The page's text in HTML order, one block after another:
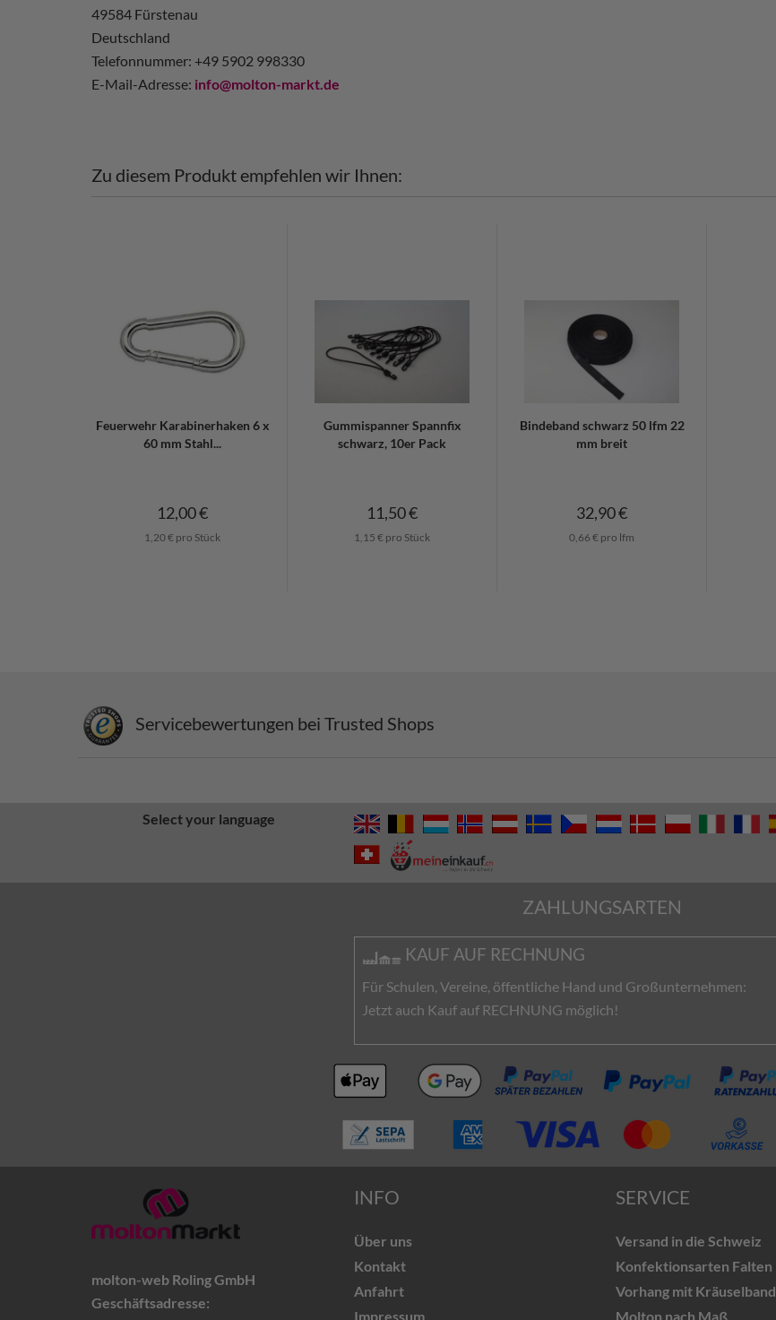
49584 Fürstenau
Deutschland
Telefonnummer: +49 5902 998330
E-Mail-Adresse: info@molton-markt.de
Zu diesem Produkt empfehlen wir Ihnen:
Feuerwehr Karabinerhaken 6 x
60 mm Stahl...
12,00 €
1,20 € pro Stück
Gummispanner Spannfix
schwarz, 10er Pack
11,50 €
1,15 € pro Stück
Bindeband schwarz 50 lfm 22
mm breit
32,90 €
0,66 € pro lfm
Servicebewertungen bei Trusted Shops
Select your language
ZAHLUNGSARTEN
KAUF AUF RECHNUNG
Für Schulen, Vereine, öffentliche Hand und Großunternehmen:
Jetzt auch Kauf auf RECHNUNG möglich!
molton-web Roling GmbH
Geschäftsadresse:
INFO
Über uns
Kontakt
Anfahrt
Impressum
SERVICE
Versand in die Schweiz
Konfektionsarten Falten
Vorhang mit Kräuselband
Molton nach Maß